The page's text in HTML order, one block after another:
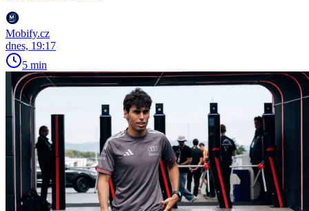
Mobify.cz
dnes, 19:17
5 min